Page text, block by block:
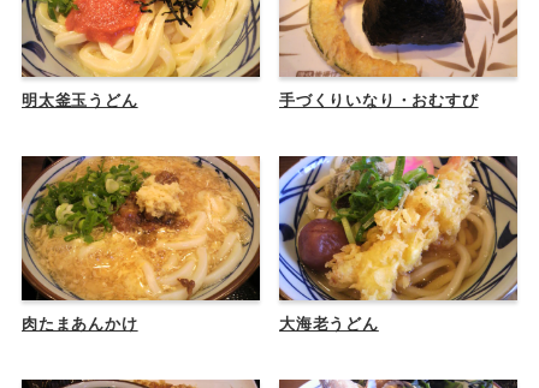
明太釜玉うどん 手づくりいなり・おむすび
肉たまあんかけ 大海老うどん